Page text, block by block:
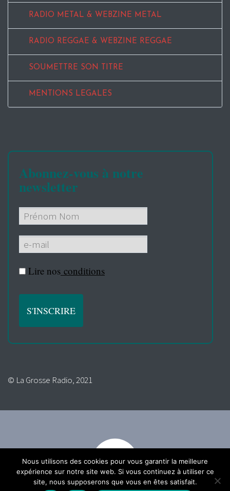
RADIO METAL & WEBZINE METAL
RADIO REGGAE & WEBZINE REGGAE
SOUMETTRE SON TITRE
MENTIONS LEGALES
Abonnez-vous à notre
newsletter
Lire nos conditions
© La Grosse Radio, 2021
Nous utilisons des cookies pour vous garantir la meilleure
expérience sur notre site web. Si vous continuez à utiliser ce
site, nous supposerons que vous en êtes satisfait.